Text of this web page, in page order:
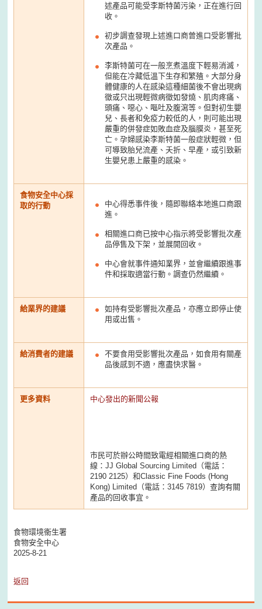
述產品可能受李斯特菌污染，正在進行回
收。
初步調查發現上述進口商曾進口受影響批
次產品。
李斯特菌可在一般烹煮溫度下輕易消滅，
但能在冷藏低溫下生存和繁殖。大部分身
體健康的人在感染這種細菌後不會出現病
徵或只出現輕微病徵如發燒、肌肉疼痛、
頭痛、噁心、嘔吐及腹瀉等。但對初生嬰
兒、長者和免疫力較低的人，則可能出現
嚴重的併發症如敗血症及腦膜炎，甚至死
亡。孕婦感染李斯特菌一般症狀輕微，但
可導致胎兒流產、夭折、早產，或引致新
生嬰兒患上嚴重的感染。
食物安全中心採
取的行動
中心得悉事件後，隨即聯絡本地進口商跟
進。
相關進口商已按中心指示將受影響批次產
品停售及下架，並展開回收。
中心會就事件通知業界，並會繼續跟進事
件和採取適當行動。調查仍然繼續。
給業界的建議
如持有受影響批次產品，亦應立即停止使
用或出售。
給消費者的建議
不要食用受影響批次產品，如食用有關產
品後感到不適，應盡快求醫。
更多資料 中心發出的新聞公報
市民可於辦公時間致電經相關進口商的熱
線：JJ Global Sourcing Limited（電話：
2190 2125）和Classic Fine Foods (Hong
Kong) Limited（電話：3145 7819）查詢有關
產品的回收事宜。
食物環境衞生署
食物安全中心
2025-8-21
返回